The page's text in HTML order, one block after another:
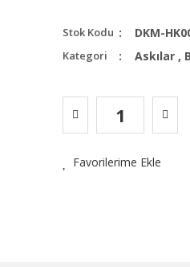
Stok Kodu DKM-
Kategori Askılar ,
Favorilerime Ekle